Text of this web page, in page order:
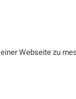
lösen zu
the Job. So
Webseite zu